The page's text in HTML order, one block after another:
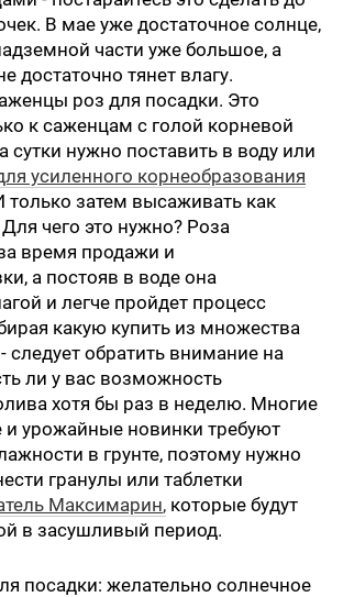
В мае уже достаточное солнце,
части уже большое, а
достаточно тянет влагу.
роз для посадки. Это
к саженцам с голой корневой
сутки нужно поставить в воду или
усиленного корнеобразования
только затем высаживать как
чего это нужно? Роза
время продажи и
а постояв в воде она
и легче пройдет процесс
какую купить из множества
следует обратить внимание на
ли у вас возможность
хотя бы раз в неделю. Многие
и урожайные новинки требуют
в грунте, поэтому нужно
гранулы или таблетки
Максимарин, которые будут
в засушливый период.
посадки: желательно солнечное